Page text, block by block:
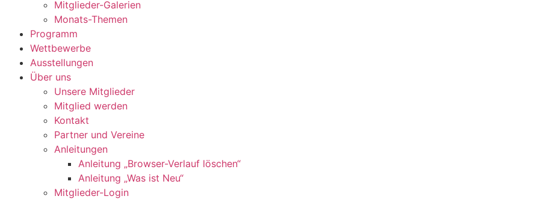
Mitglieder-Galerien
Monats-Themen
Programm
Wettbewerbe
Ausstellungen
Über uns
Unsere Mitglieder
Mitglied werden
Kontakt
Partner und Vereine
Anleitungen
Anleitung „Browser-Verlauf löschen“
Anleitung „Was ist Neu“
Mitglieder-Login